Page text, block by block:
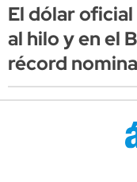
El dólar
al hilo y en el
récord